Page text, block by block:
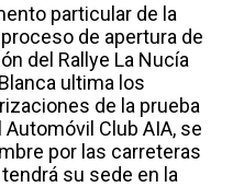
particular de la
de apertura de
del Rallye La Nucía
ultima los
de la prueba
Club AIA, se
por las carreteras
su sede en la